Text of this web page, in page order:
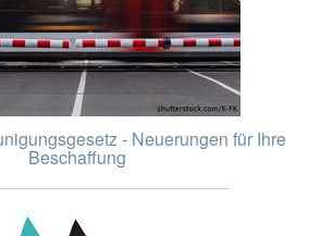
- Neuerungen für Ihre
Beschaffung